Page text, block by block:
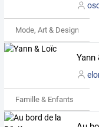
Mode, Art & Design
Yann
Famille & Enfants